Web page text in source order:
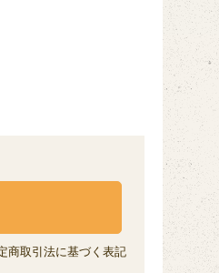
商取引法に基づく表記